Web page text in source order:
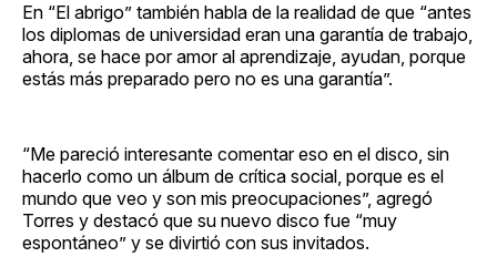
En “El abrigo” también habla de la realidad de que “antes
los diplomas de universidad eran una garantía de trabajo,
ahora, se hace por amor al aprendizaje, ayudan, porque
estás más preparado pero no es una garantía”.
“Me pareció interesante comentar eso en el disco, sin
hacerlo como un álbum de crítica social, porque es el
mundo que veo y son mis preocupaciones”, agregó
Torres y destacó que su nuevo disco fue “muy
espontáneo” y se divirtió con sus invitados.